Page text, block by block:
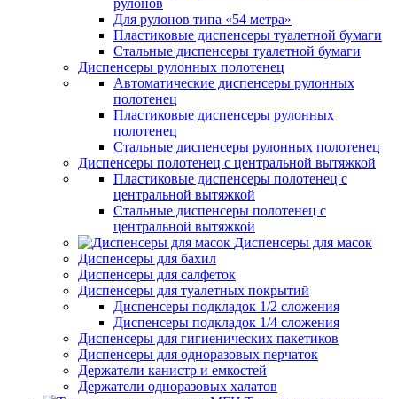
рулонов
Для рулонов типа «54 метра»
Пластиковые диспенсеры туалетной бумаги
Стальные диспенсеры туалетной бумаги
Диспенсеры рулонных полотенец
Автоматические диспенсеры рулонных
полотенец
Пластиковые диспенсеры рулонных
полотенец
Стальные диспенсеры рулонных полотенец
Диспенсеры полотенец с центральной вытяжкой
Пластиковые диспенсеры полотенец с
центральной вытяжкой
Стальные диспенсеры полотенец с
центральной вытяжкой
Диспенсеры для масок
Диспенсеры для бахил
Диспенсеры для салфеток
Диспенсеры для туалетных покрытий
Диспенсеры подкладок 1/2 сложения
Диспенсеры подкладок 1/4 сложения
Диспенсеры для гигиенических пакетиков
Диспенсеры для одноразовых перчаток
Держатели канистр и емкостей
Держатели одноразовых халатов